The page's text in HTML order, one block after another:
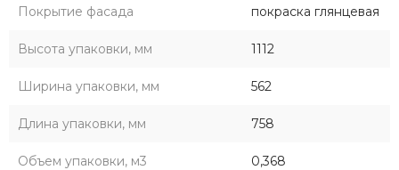
Покрытие фасада покраска глянцевая
Высота упаковки, мм 1112
Ширина упаковки, мм 562
Длина упаковки, мм 758
Объем упаковки, м3 0,368